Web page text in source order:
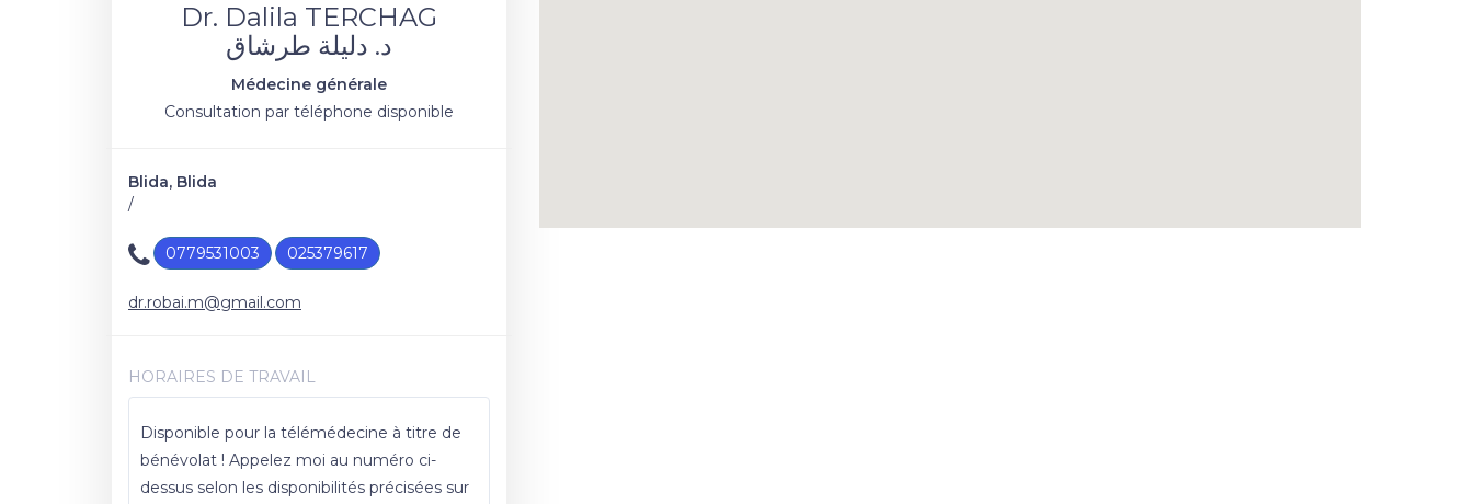
Dr. Dalila TERCHAG
د. دليلة طرشاق
Médecine générale
Consultation par téléphone disponible
Blida, Blida
/
0779531003 025379617
dr.robai.m@gmail.com
HORAIRES DE TRAVAIL
Disponible pour la télémédecine à titre de
bénévolat ! Appelez moi au numéro ci-
dessus selon les disponibilités précisées sur